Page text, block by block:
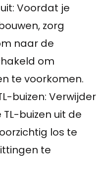
Voordat je
zorg
naar de
om
te voorkomen.
buizen: Verwijder
buizen uit de
los te
te